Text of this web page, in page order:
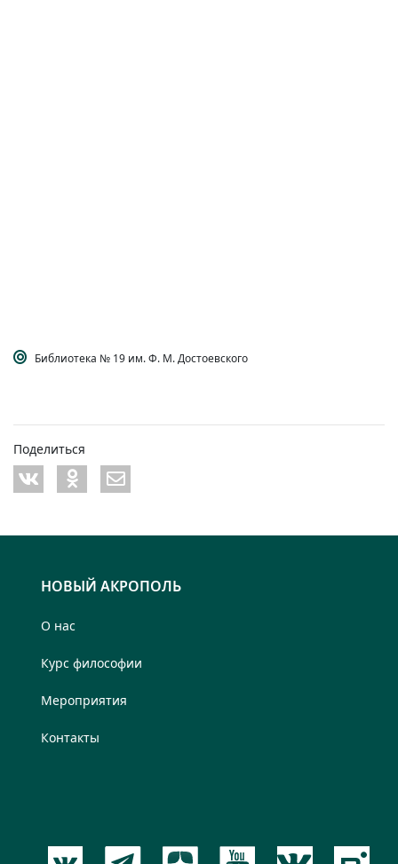
Библиотека № 19 им. Ф. М. Достоевского
Поделиться
НОВЫЙ АКРОПОЛЬ
О нас
Курс философии
Мероприятия
Контакты